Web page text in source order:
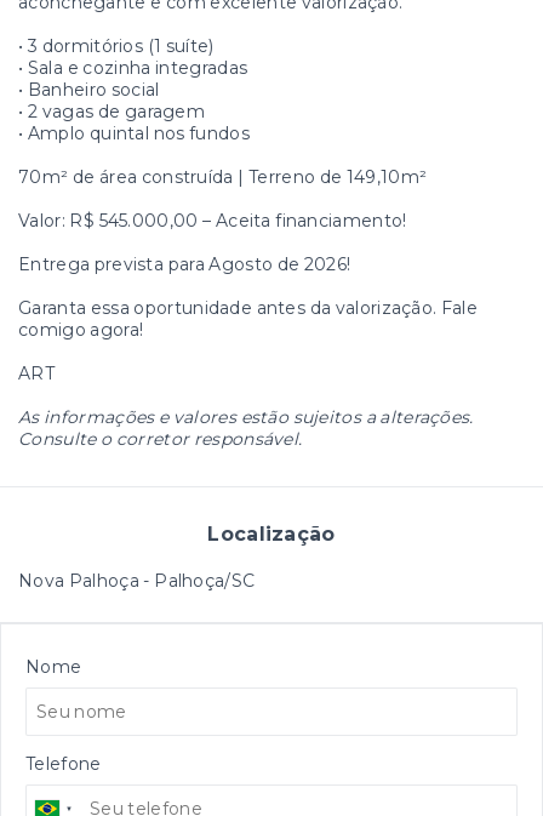
• 3 dormitórios (1 suíte)
• Sala e cozinha integradas
• Banheiro social
• 2 vagas de garagem
• Amplo quintal nos fundos
70m² de área construída | Terreno de 149,10m²
Valor: R$ 545.000,00 – Aceita financiamento!
Entrega prevista para Agosto de 2026!
Garanta essa oportunidade antes da valorização. Fale
comigo agora!
ART
As informações e valores estão sujeitos a alterações.
Consulte o corretor responsável.
Localização
Nova Palhoça - Palhoça/SC
Nome
Telefone